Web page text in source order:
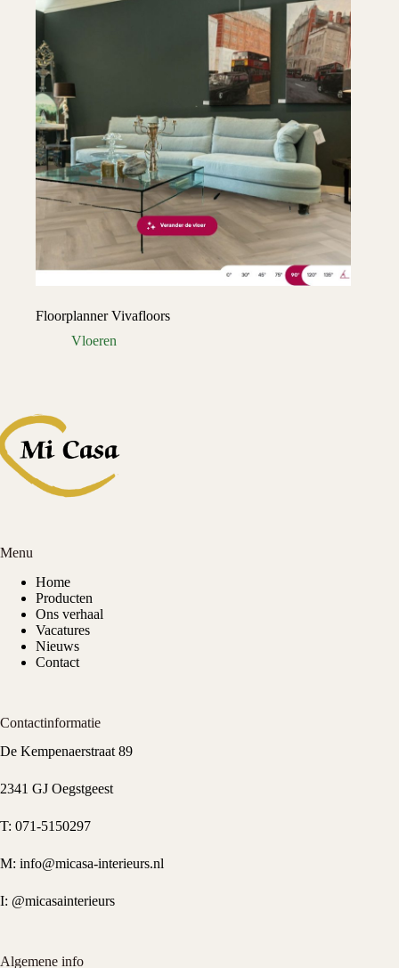
Floorplanner Vivafloors
Vloeren
Menu
Home
Producten
Ons verhaal
Vacatures
Nieuws
Contact
Contactinformatie
De Kempenaerstraat 89
2341 GJ Oegstgeest
T: 071-5150297
M: info@micasa-interieurs.nl
I: @micasainterieurs
Algemene info